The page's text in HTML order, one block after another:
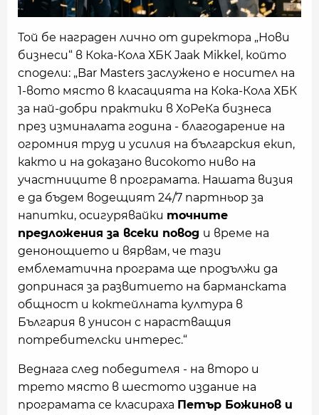
Той бе награден лично от директора „Нови
бизнеси“ в Кока-Кола ХБК Jaak Mikkel, който
сподели: „Bar Masters заслужено e носител на
1-вото място в класацията на Кока-Кола ХБК
за най-добри практики в ХоРеКа бизнеса
през изминалата година - благодарение на
огромния труд и усилия на българския екип,
както и на доказано високото ниво на
участниците в програмата. Нашата визия
е да бъдем водещият 24/7 партньор за
напитки, осигурявайки точните
предложения за всеки повод и време на
денонощието и вярвам, че тази
емблематична програма ще продължи да
допринася за развитието на барманската
общност и коктейлната култура в
България в унисон с нарастващия
потребителски интерес.“
Веднага след победителя - на второ и
трето място в шестото издание на
програмата се класираха Петър Божинов и